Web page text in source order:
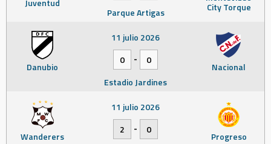
City Torque
Parque Artigas
Danubio Nacional
11 julio 2026
0
-
0
Estadio Jardines
Wanderers Progreso
11 julio 2026
2
-
0